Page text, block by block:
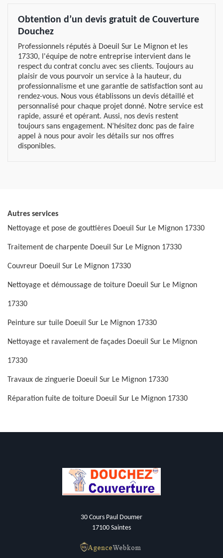
Obtention d’un devis gratuit de Couverture
Douchez
Professionnels réputés à Doeuil Sur Le Mignon et les
17330, l'équipe de notre entreprise intervient dans le
respect du contrat conclu avec ses clients. Toujours au
plaisir de vous pourvoir un service à la hauteur, du
professionnalisme et une garantie de satisfaction sont au
rendez-vous. Nous vous établissons un devis détaillé et
personnalisé pour chaque projet donné. Notre service est
rapide, assuré et opérant. Aussi, nos devis restent
toujours sans engagement. N’hésitez donc pas de faire
appel à nous pour avoir les détails sur nos offres
disponibles.
Autres services
Nettoyage et pose de gouttières Doeuil Sur Le Mignon 17330
Traitement de charpente Doeuil Sur Le Mignon 17330
Couvreur Doeuil Sur Le Mignon 17330
Nettoyage et démoussage de toiture Doeuil Sur Le Mignon
17330
Peinture sur tuile Doeuil Sur Le Mignon 17330
Nettoyage et ravalement de façades Doeuil Sur Le Mignon
17330
Travaux de zinguerie Doeuil Sur Le Mignon 17330
Réparation fuite de toiture Doeuil Sur Le Mignon 17330
30 Cours Paul Doumer
17100 Saintes